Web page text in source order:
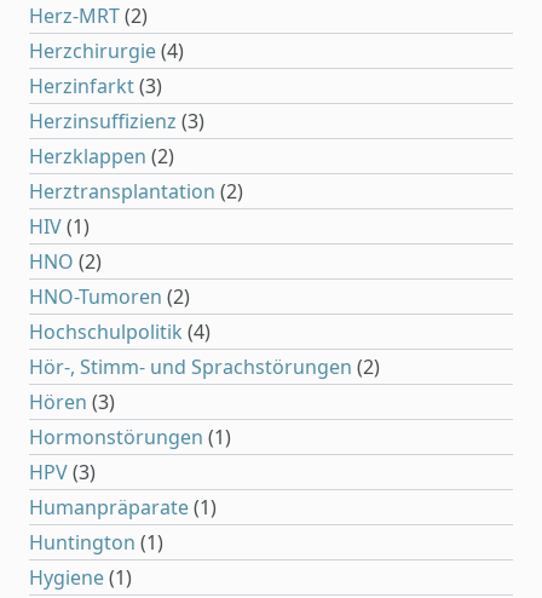
Herz-MRT(2)
Herzchirurgie(4)
Herzinfarkt(3)
Herzinsuffizienz (3)
Herzklappen (2)
Herztransplantation (2)
HIV(1)
HNO (2)
HNO-Tumoren (2)
Hochschulpolitik (4)
Hör-, Stimm- und Sprachstörungen (2)
Hören (3)
Hormonstörungen (1)
HPV(3)
Humanpräparate(1)
Huntington (1)
Hygiene(1)